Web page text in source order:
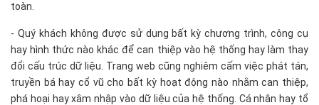
toàn.
- Quý khách không được sử dụng bất kỳ chương trình, công cụ
hay hình thức nào khác để can thiệp vào hệ thống hay làm thay
đổi cấu trúc dữ liệu. Trang web cũng nghiêm cấm việc phát tán,
truyền bá hay cổ vũ cho bất kỳ hoạt động nào nhằm can thiệp,
phá hoại hay xâm nhập vào dữ liệu của hệ thống. Cá nhân hay tổ